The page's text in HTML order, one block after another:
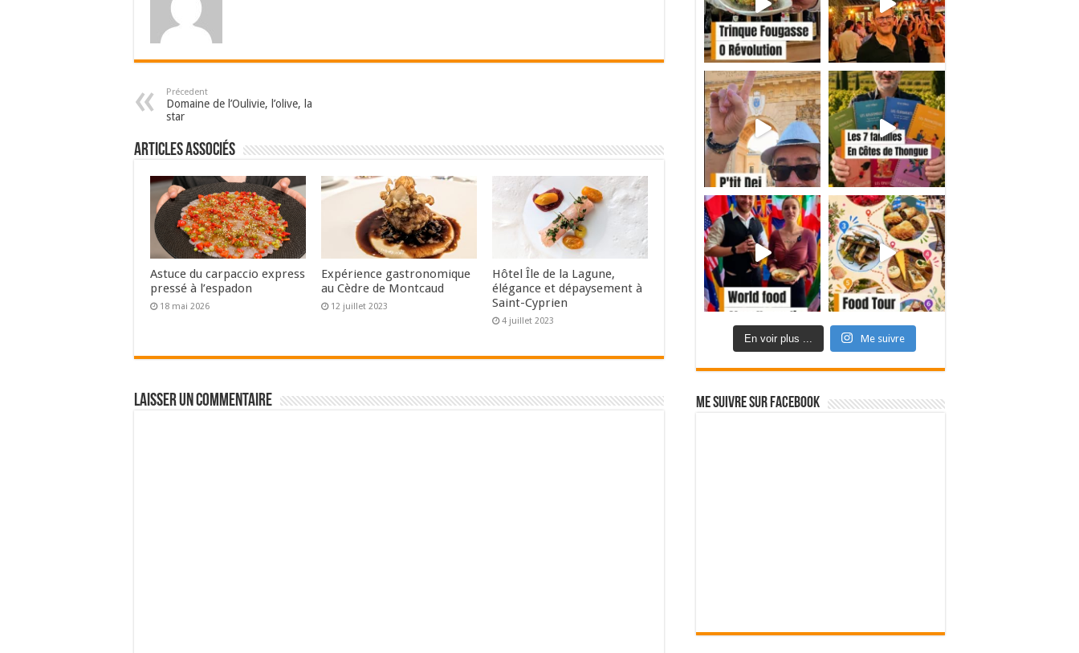
Précedent
Domaine de l’Oulivie, l’olive, la
star
Articles associés
Astuce du carpaccio express
pressé à l’espadon
18 mai 2026
Expérience gastronomique
au Cèdre de Montcaud
12 juillet 2023
Hôtel Île de la Lagune,
élégance et dépaysement à
Saint-Cyprien
4 juillet 2023
Laisser un commentaire
En voir plus ... Me suivre
Me suivre sur Facebook